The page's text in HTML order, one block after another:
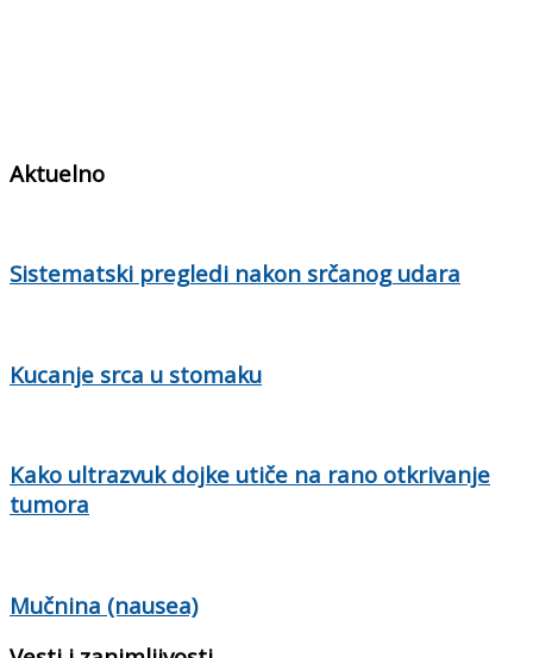
Aktuelno
Sistematski pregledi nakon srčanog udara
Kucanje srca u stomaku
Kako ultrazvuk dojke utiče na rano otkrivanje
tumora
Mučnina (nausea)